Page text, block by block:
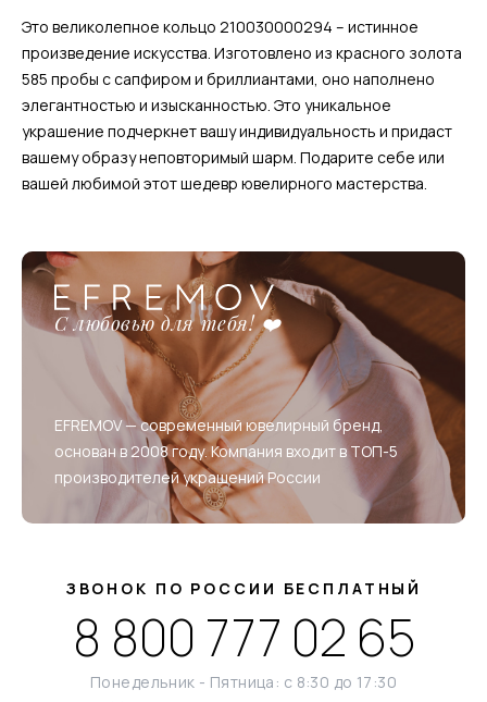
Это великолепное кольцо 210030000294 – истинное
произведение искусства. Изготовлено из красного золота
585 пробы с сапфиром и бриллиантами, оно наполнено
элегантностью и изысканностью. Это уникальное
украшение подчеркнет вашу индивидуальность и придаст
вашему образу неповторимый шарм. Подарите себе или
вашей любимой этот шедевр ювелирного мастерства.
С любовью для тебя! ❤️
EFREMOV — современный ювелирный бренд,
основан в 2008 году. Компания входит в ТОП-5
производителей украшений России
ЗВОНОК ПО РОССИИ БЕСПЛАТНЫЙ
8 800 777 02 65
Понедельник - Пятница: с 8:30 до 17:30